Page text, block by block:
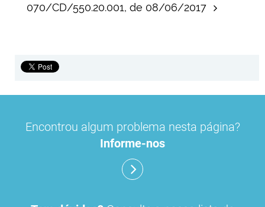
070/CD/550.20.001, de 08/06/2017
Encontrou algum problema nesta página?
Informe-nos